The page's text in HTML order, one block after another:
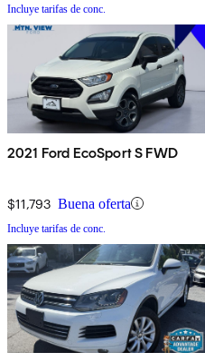
Incluye tarifas de conc.
2021 Ford EcoSport S FWD
$11,793 Buena oferta
Incluye tarifas de conc.